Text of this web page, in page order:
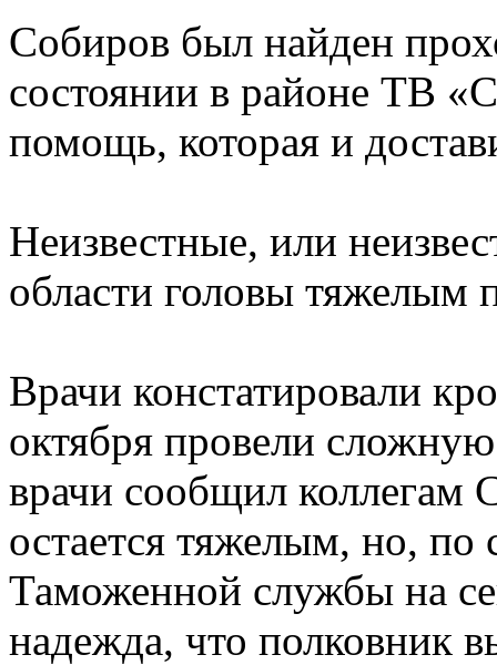
Собиров был найден
состоянии в районе ТВ
помощь, которая и
Неизвестные, или
области головы тяжелым
Врачи констатировали
октября провели
врачи сообщил коллегам
остается тяжелым, но,
Таможенной службы на
надежда, что полковник